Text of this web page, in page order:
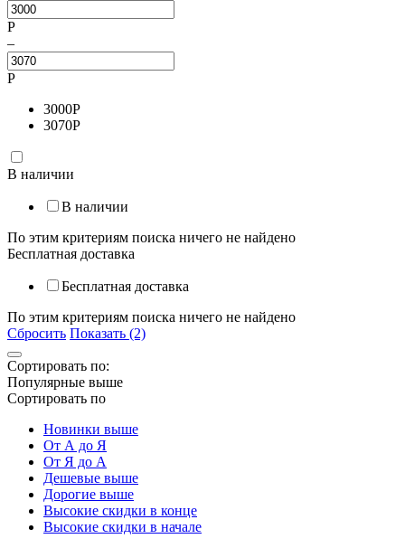
Р
–
Р
3000Р
3070Р
В наличии
В наличии
По этим критериям поиска ничего не найдено
Бесплатная доставка
Бесплатная доставка
По этим критериям поиска ничего не найдено
Сбросить Показать (2)
Сортировать по:
Популярные выше
Сортировать по
Новинки выше
От А до Я
От Я до А
Дешевые выше
Дорогие выше
Высокие скидки в конце
Высокие скидки в начале